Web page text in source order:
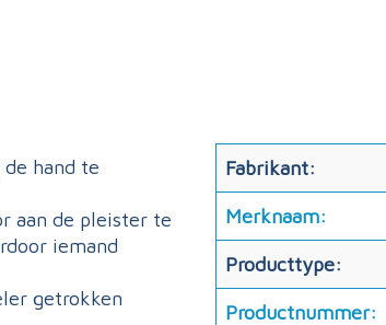
hand te
aan de pleister te
iemand
getrokken
Fabrikant:
Merknaam:
Producttype:
Productnummer: